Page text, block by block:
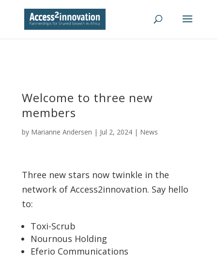
Welcome to three new
members
by Marianne Andersen | Jul 2, 2024| News
Three new stars now twinkle in the
network of Access2innovation. Say hello
to:
Toxi-Scrub
Nournous Holding
Eferio Communications